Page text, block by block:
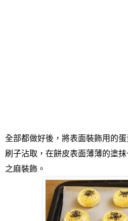
全部都做好後，將表面裝飾用的
刷子沾取，在餅皮表面薄薄的塗
之麻裝飾。